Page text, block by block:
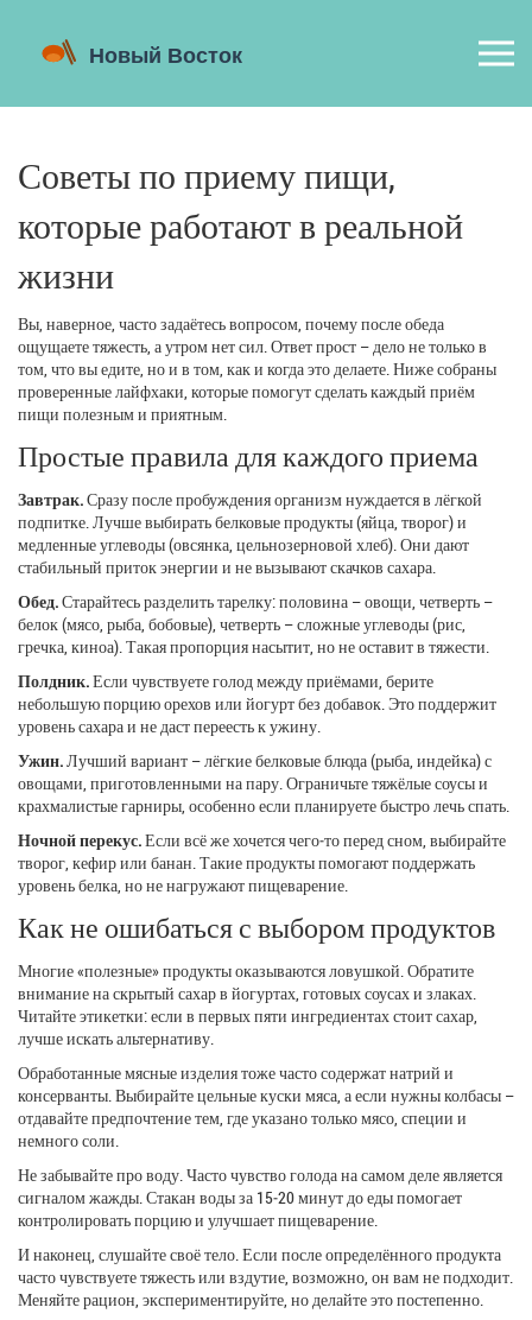
Советы по приему пищи,
которые работают в реальной
жизни
Вы, наверное, часто задаётесь вопросом, почему после обеда
ощущаете тяжесть, а утром нет сил. Ответ прост – дело не только в
том, что вы едите, но и в том, как и когда это делаете. Ниже собраны
проверенные лайфхаки, которые помогут сделать каждый приём
пищи полезным и приятным.
Простые правила для каждого приема
Завтрак.Сразу после пробуждения организм нуждается в лёгкой
подпитке. Лучше выбирать белковые продукты (яйца, творог) и
медленные углеводы (овсянка, цельнозерновой хлеб). Они дают
стабильный приток энергии и не вызывают скачков сахара.
Обед.Старайтесь разделить тарелку: половина – овощи, четверть –
белок (мясо, рыба, бобовые), четверть – сложные углеводы (рис,
гречка, киноа). Такая пропорция насытит, но не оставит в тяжести.
Полдник.Если чувствуете голод между приёмами, берите
небольшую порцию орехов или йогурт без добавок. Это поддержит
уровень сахара и не даст переесть к ужину.
Ужин.Лучший вариант – лёгкие белковые блюда (рыба, индейка) с
овощами, приготовленными на пару. Ограничьте тяжёлые соусы и
крахмалистые гарниры, особенно если планируете быстро лечь спать.
Ночной перекус.Если всё же хочется чего‑то перед сном, выбирайте
творог, кефир или банан. Такие продукты помогают поддержать
уровень белка, но не нагружают пищеварение.
Как не ошибаться с выбором продуктов
Многие «полезные» продукты оказываются ловушкой. Обратите
внимание на скрытый сахар в йогуртах, готовых соусах и злаках.
Читайте этикетки: если в первых пяти ингредиентах стоит сахар,
лучше искать альтернативу.
Обработанные мясные изделия тоже часто содержат натрий и
консерванты. Выбирайте цельные куски мяса, а если нужны колбасы –
отдавайте предпочтение тем, где указано только мясо, специи и
немного соли.
Не забывайте про воду. Часто чувство голода на самом деле является
сигналом жажды. Стакан воды за 15‑20 минут до еды помогает
контролировать порцию и улучшает пищеварение.
И наконец, слушайте своё тело. Если после определённого продукта
часто чувствуете тяжесть или вздутие, возможно, он вам не подходит.
Меняйте рацион, экспериментируйте, но делайте это постепенно.